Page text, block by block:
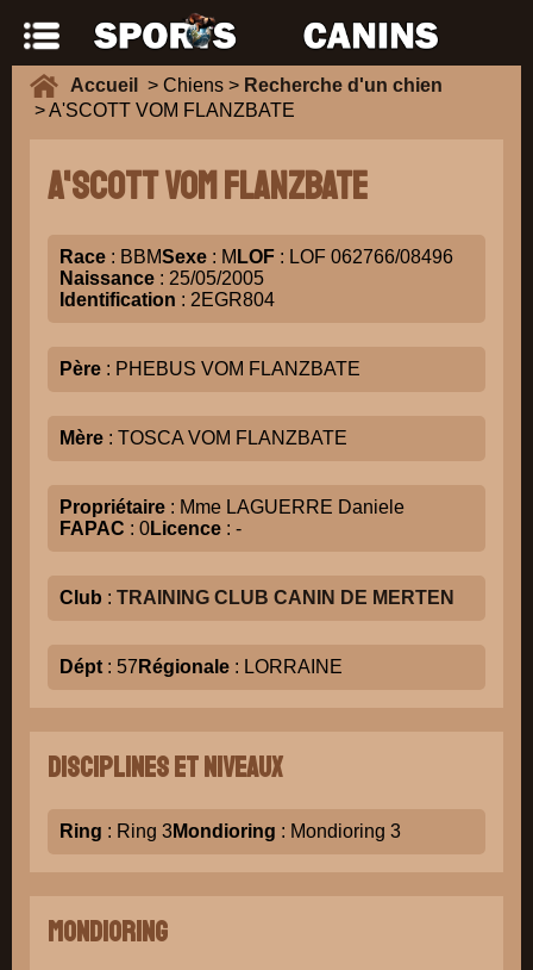
Accueil > Chiens > Recherche d'un chien
> A'SCOTT VOM FLANZBATE
A'SCOTT VOM FLANZBATE
Race : BBMSexe : M LOF : LOF 062766/08496
Naissance : 25/05/2005
Identification : 2EGR804
Père : PHEBUS VOM FLANZBATE
Mère : TOSCA VOM FLANZBATE
Propriétaire : Mme LAGUERRE Daniele
FAPAC : 0Licence : -
Club : TRAINING CLUB CANIN DE MERTEN
Dépt : 57 Régionale : LORRAINE
Disciplines et niveaux
Ring : Ring 3Mondioring : Mondioring 3
Mondioring